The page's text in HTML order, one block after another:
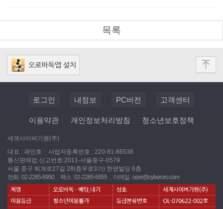
목록
로그인 내정보 PC버전 고객센터
이용약관 개인정보처리방침 청소년보호정책
세계사이버기원(주)
대표 : 곽민호
사업자등록번호 : 220-81-86538
통신판매업 신고번호:2011-서울중구-0579
서울 중구 퇴계로27길 28(충무로3가) 한영빌딩 6층
전화 : 02-2285-6950
팩스 : 02-2285-6955 이메일 :oper@cyberoro.com